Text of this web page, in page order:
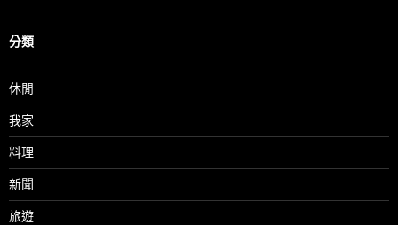
分類
休閒
我家
料理
新聞
旅遊